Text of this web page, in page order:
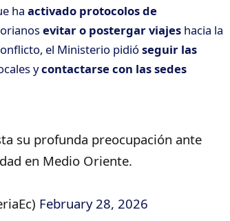
ha activado protocolos de
evitar o postergar viajes hacia la
el Ministerio pidióseguir las
ycontactarse con las sedes
su profunda preocupación ante
en Medio Oriente.
February 28, 2026